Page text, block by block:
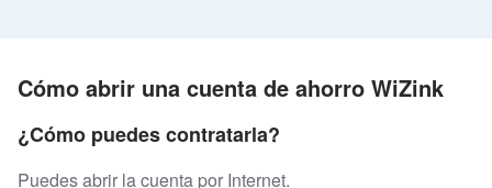
Cómo abrir una cuenta de ahorro WiZink
¿Cómo puedes contratarla?
Puedes abrir la cuenta por Internet.